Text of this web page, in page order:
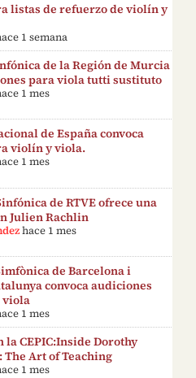
listas de refuerzo de violín y
1 semana
de la Región de Murcia
para viola tutti sustituto
1 mes
de España convoca
violín y viola.
1 mes
de RTVE ofrece una
Julien Rachlin
hace 1 mes
de Barcelona i
convoca audiciones
viola
1 mes
la CEPIC:Inside Dorothy
The Art of Teaching
1 mes